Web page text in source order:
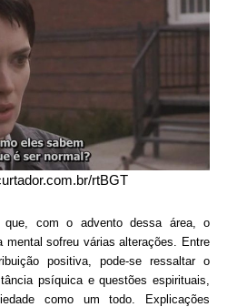
rtBGT
que, com o advento dessa área, o
mental sofreu várias alterações. Entre
positiva, pode-se ressaltar o
psíquica e questões espirituais,
como um todo. Explicações